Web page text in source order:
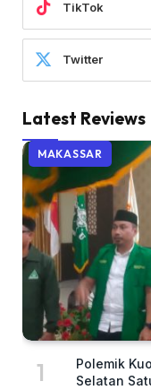
TikTok
Twitter
Latest Reviews
MAKASSAR
Polemik
Selatan